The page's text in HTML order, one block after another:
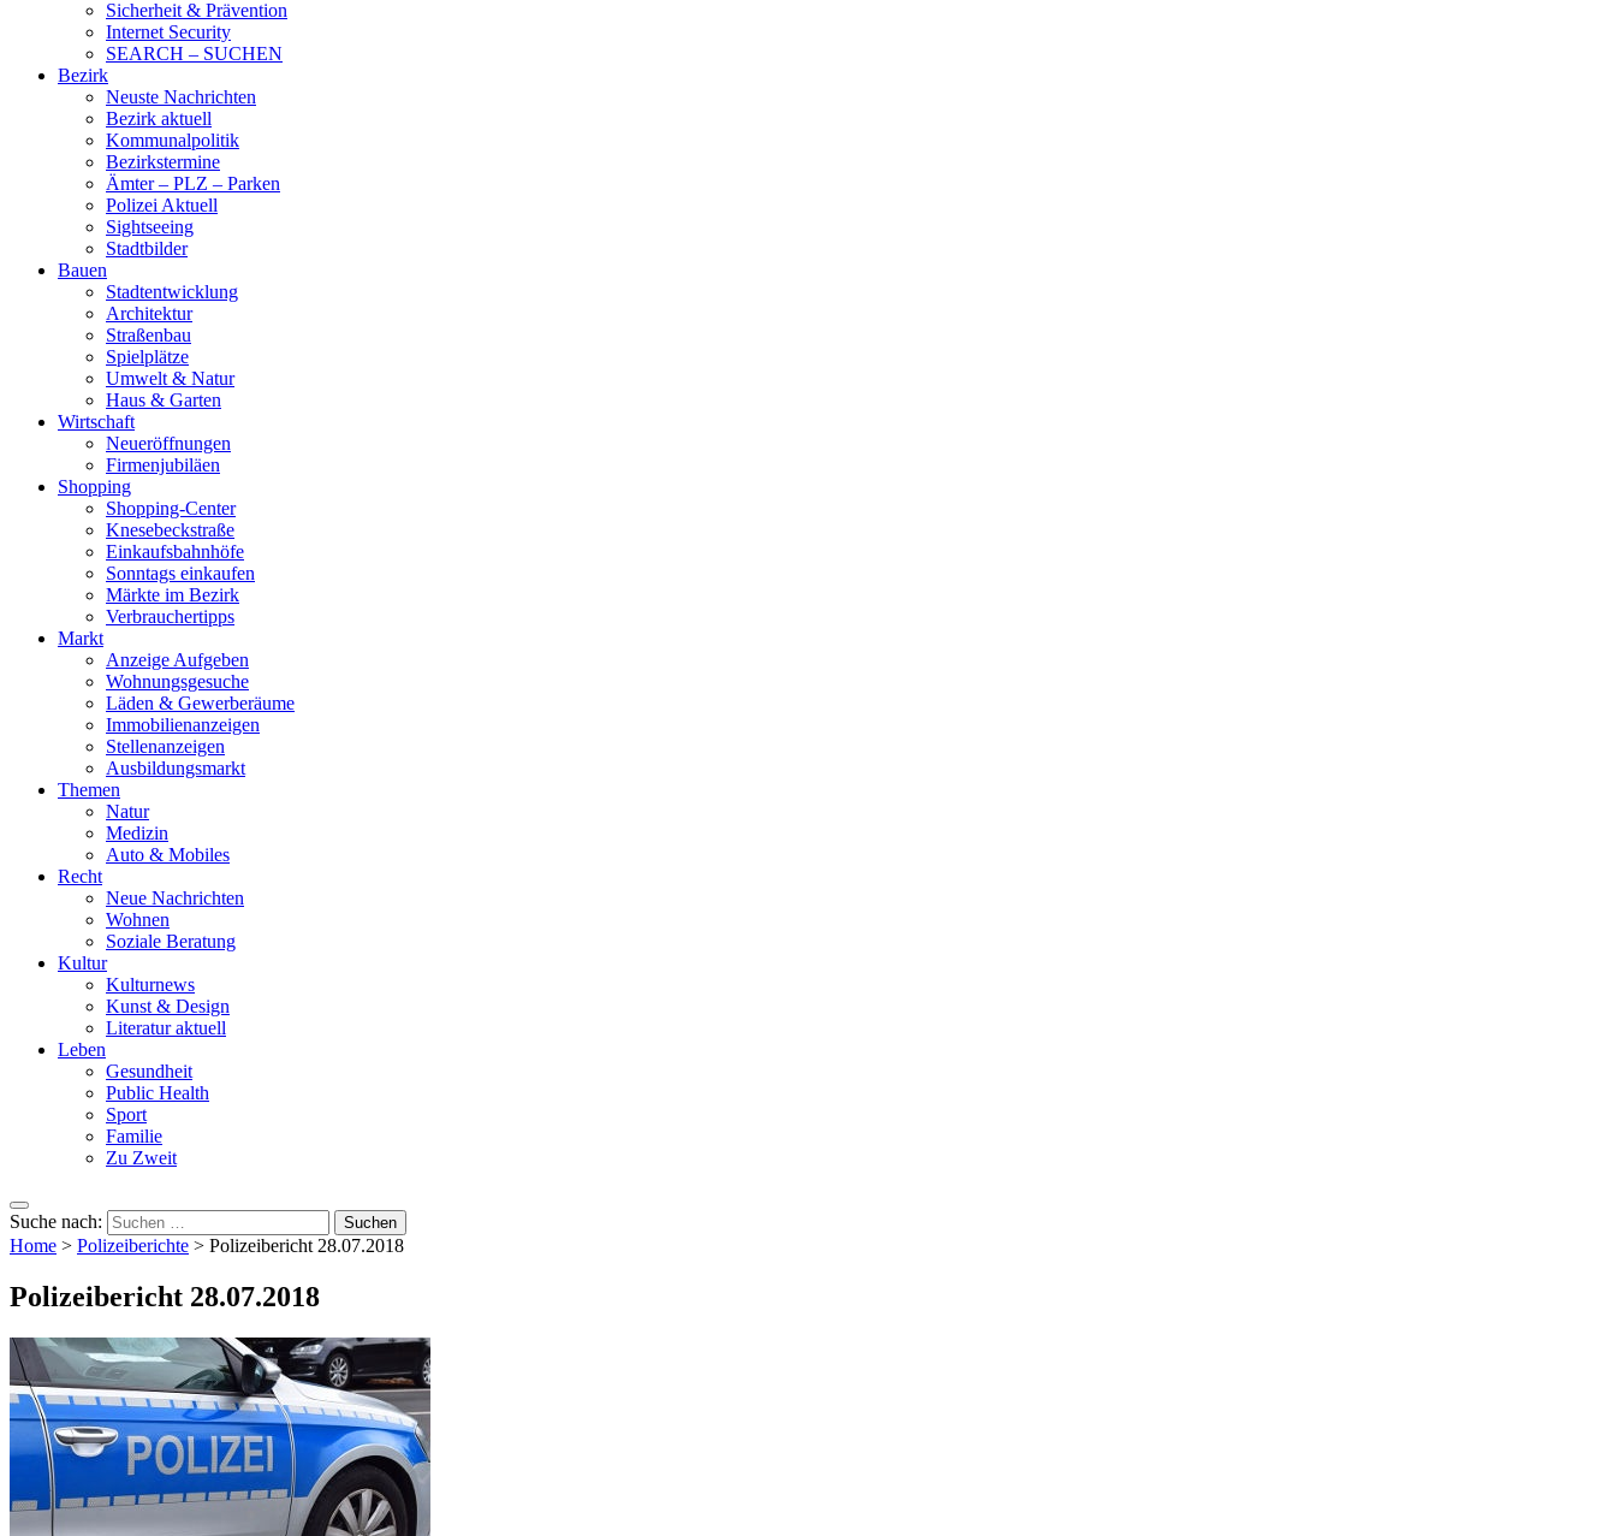
Sicherheit & Prävention
Internet Security
SEARCH – SUCHEN
Bezirk
Neuste Nachrichten
Bezirk aktuell
Kommunalpolitik
Bezirkstermine
Ämter – PLZ – Parken
Polizei Aktuell
Sightseeing
Stadtbilder
Bauen
Stadtentwicklung
Architektur
Straßenbau
Spielplätze
Umwelt & Natur
Haus & Garten
Wirtschaft
Neueröffnungen
Firmenjubiläen
Shopping
Shopping-Center
Knesebeckstraße
Einkaufsbahnhöfe
Sonntags einkaufen
Märkte im Bezirk
Verbrauchertipps
Markt
Anzeige Aufgeben
Wohnungsgesuche
Läden & Gewerberäume
Immobilienanzeigen
Stellenanzeigen
Ausbildungsmarkt
Themen
Natur
Medizin
Auto & Mobiles
Recht
Neue Nachrichten
Wohnen
Soziale Beratung
Kultur
Kulturnews
Kunst & Design
Literatur aktuell
Leben
Gesundheit
Public Health
Sport
Familie
Zu Zweit
Suche nach:
Home > Polizeiberichte > Polizeibericht 28.07.2018
Polizeibericht 28.07.2018